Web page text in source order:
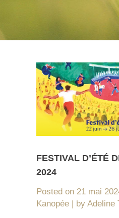
FESTIVAL D’ÉTÉ
2024
Posted on 21 mai
Kanopée
by Adeline